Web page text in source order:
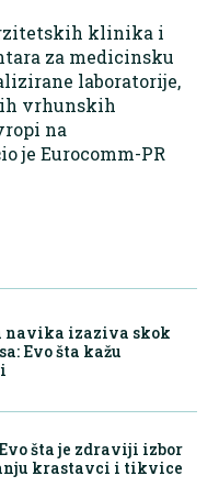
klinika i
za medicinsku
laboratorije,
vrhunskih
na
je Eurocomm-PR
navika izaziva skok
Evo šta kažu
šta je zdraviji izbor
krastavci i tikvice